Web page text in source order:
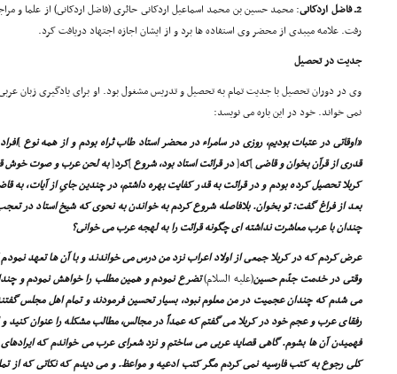
2ـ فاضل اردکانى
رفت. علامه میبدى از محضر وى استفاده ها برد و از ایشان اجازه اجتهاد دریافت کرد.
جدیت در تحصیل
وى در دوران تحصیل با جدیت تمام به تحصیل و تدریس مشغول بود. او براى یادگیرى زبان
نمى خواند. خود در این باره مى نویسد:
«اوقاتى در عتبات بودیم، روزى در سامراء در محضر استاد طاب ثراه بودم و از همه نوع]افراد
قدرى از قرآن بخوان و قاضى]که[در قرائت استاد بود، شروع]کرد[به لحن عرب و صوت خوش
کربلا تحصیل کرده بودم و در قرائت به قدر کفایت بهره داشتم، در چندین جاىِ از آیات،
بعد از فراغ گفت: تو بخوان. بلافاصله شروع کردم به خواندن به نحوى که شیخ استاد در
چندان با عرب معاشرت نداشته اى چگونه قرائت را به لهجه عرب مى خوانى؟
عرض کردم که در کربلا جمعى از اولاد اعراب نزد من درس مى خواندند و با آن ها تعهد
وقتى در خدمت جدّم حسین(علیه السلام)تضرع نمودم و همین مطلب را خواهش نمودم و
مى شدم که چندان عجمیت در من معلوم نبود، بسیار تحسین فرمودند و تمام اهل مجلس
رفقاى عرب و عجم خود در کربلا مى گفتم که عمداً در مجالس، مطالب مشکله را عنوان کنید و
فهمیدن آن ها بشوم. گاهى قصاید عربى مى ساختم و نزد شعراى عرب مى خواندم که ایرادهاى
کلى رجوع به کتب فارسیه نمى کردم مگر کتب ادعیه و مواعظ. و مى دیدم که نکاتى که از